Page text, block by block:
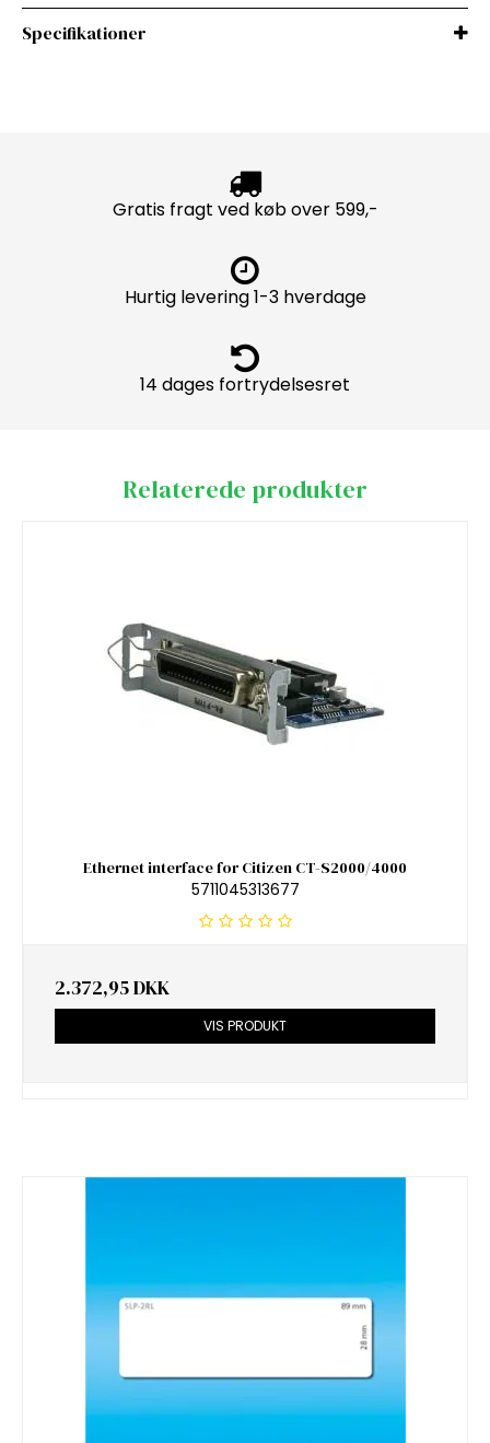
Specifikationer
Gratis fragt ved køb over 599,-
Hurtig levering 1-3 hverdage
14 dages fortrydelsesret
Relaterede produkter
Ethernet interface for Citizen CT-S2000/4000
5711045313677
2.372,95 DKK
VIS PRODUKT